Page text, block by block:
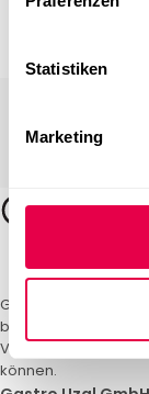
Statistiken
Marketing
Gastro Uzal – Ihr
bieten
Veranstaltungen.
können.